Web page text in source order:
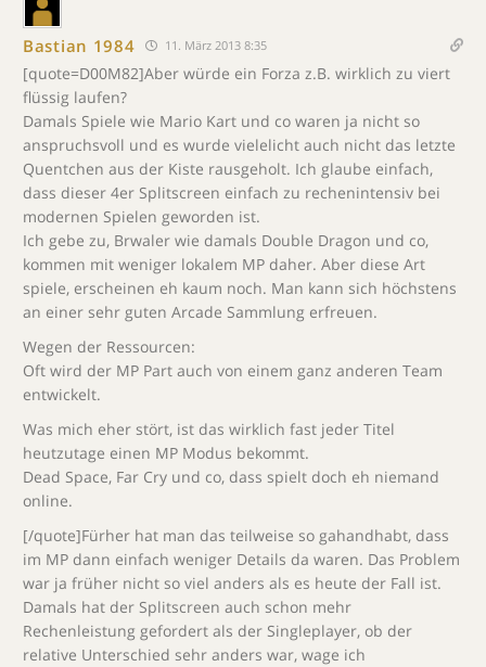
Bastian 1984 11. März 2013 8:35
[quote=D00M82]Aber würde ein Forza z.B. wirklich zu viert
flüssig laufen?
Damals Spiele wie Mario Kart und co waren ja nicht so
anspruchsvoll und es wurde vielelicht auch nicht das letzte
Quentchen aus der Kiste rausgeholt. Ich glaube einfach,
dass dieser 4er Splitscreen einfach zu rechenintensiv bei
modernen Spielen geworden ist.
Ich gebe zu, Brwaler wie damals Double Dragon und co,
kommen mit weniger lokalem MP daher. Aber diese Art
spiele, erscheinen eh kaum noch. Man kann sich höchstens
an einer sehr guten Arcade Sammlung erfreuen.
Wegen der Ressourcen:
Oft wird der MP Part auch von einem ganz anderen Team
entwickelt.
Was mich eher stört, ist das wirklich fast jeder Titel
heutzutage einen MP Modus bekommt.
Dead Space, Far Cry und co, dass spielt doch eh niemand
online.
[/quote]Fürher hat man das teilweise so gahandhabt, dass
im MP dann einfach weniger Details da waren. Das Problem
war ja früher nicht so viel anders als es heute der Fall ist.
Damals hat der Splitscreen auch schon mehr
Rechenleistung gefordert als der Singleplayer, ob der
relative Unterschied sehr anders war, wage ich